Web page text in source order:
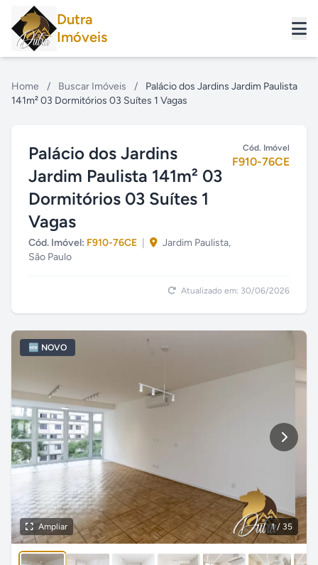
Dutra
Imóveis
Home / Buscar Imóveis /
Palácio dos Jardins Jardim Paulista
141m² 03 Dormitórios 03 Suítes 1 Vagas
Palácio dos Jardins
Jardim Paulista 141m² 03
Dormitórios 03 Suítes 1
Vagas
Cód. Imóvel: F910-76CE
Jardim Paulista,
São Paulo
Cód. Imóvel
F910-76CE
Atualizado em: 30/06/2026
1/ 35
🆕 NOVO
Ampliar